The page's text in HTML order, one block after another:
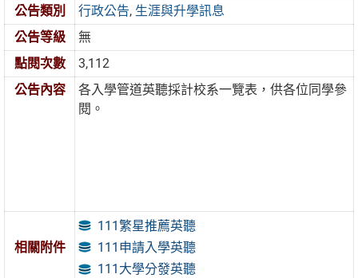
公告類別
行政公告, 生涯與升學訊息
公告等級
無
點閱次數
3,112
公告內容
各入學管道英聽採計校系一覽表，供各位同學參
閱。
相關附件
111繁星推薦英聽
111申請入學英聽
111大學分發英聽